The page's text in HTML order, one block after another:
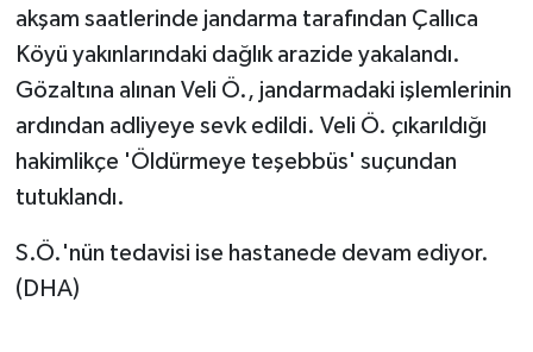
akşam saatlerinde jandarma tarafından Çallıca
Köyü yakınlarındaki dağlık arazide yakalandı.
Gözaltına alınan Veli Ö., jandarmadaki işlemlerinin
ardından adliyeye sevk edildi. Veli Ö. çıkarıldığı
hakimlikçe 'Öldürmeye teşebbüs' suçundan
tutuklandı.
S.Ö.'nün tedavisi ise hastanede devam ediyor.
(DHA)